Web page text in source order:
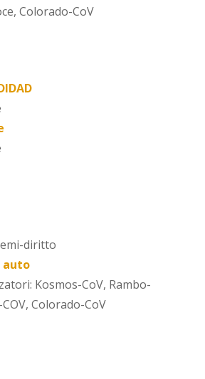
Colorado-CoV
diritto
auto
Kosmos-CoV, Rambo-
Colorado-CoV